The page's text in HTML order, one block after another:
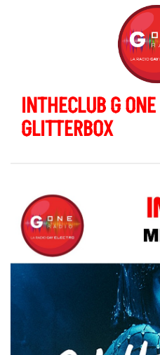
INTHECLUB G
GLITTERBOX